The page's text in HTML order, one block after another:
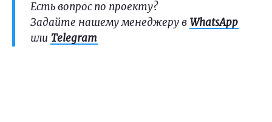
Есть вопрос по проекту?
Задайте нашему менеджеру в WhatsApp
или Telegram